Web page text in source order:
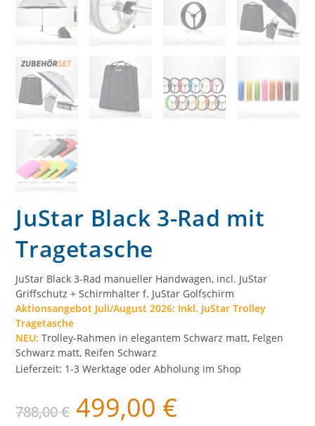
JuStar Black 3-Rad mit
Tragetasche
JuStar Black 3-Rad manueller Handwagen, incl. JuStar
Griffschutz + Schirmhalter f. JuStar Golfschirm
Aktionsangebot Juli/August 2026: Inkl. JuStar Trolley
Tragetasche
NEU: Trolley-Rahmen in elegantem Schwarz matt, Felgen
Schwarz matt, Reifen Schwarz
Lieferzeit: 1-3 Werktage oder Abholung im Shop
788,00€
Ursprünglicher
Preis
war:
499,00 €Aktueller